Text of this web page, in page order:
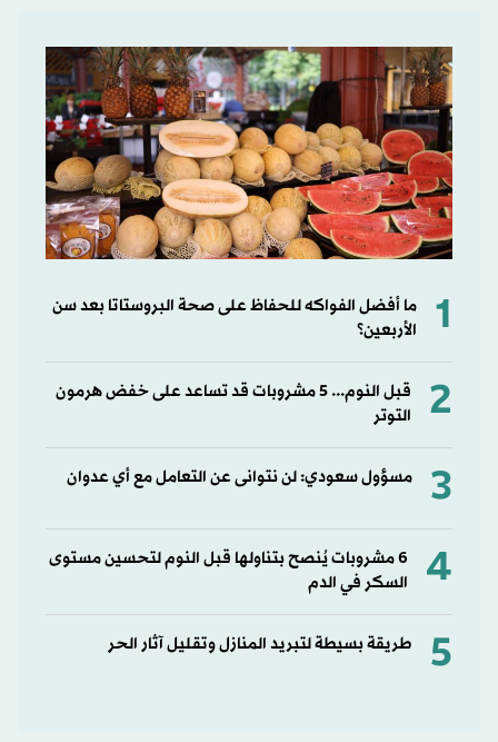
1
ما أفضل الفواكه للحفاظ على صحة البروستاتا بعد سن
الأربعين؟
2
قبل النوم... 5 مشروبات قد تساعد على خفض هرمون
التوتر
3 مسؤول سعودي: لن نتوانى عن التعامل مع أي عدوان
4
6 مشروبات يُنصح بتناولها قبل النوم لتحسين مستوى
السكر في الدم
5 طريقة بسيطة لتبريد المنازل وتقليل آثار الحر